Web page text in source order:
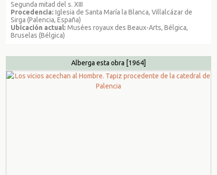
Segunda mitad del s. XIII
Procedencia: Iglesia de Santa María la Blanca, Villalcázar de
Sirga (Palencia, España)
Ubicación actual: Musées royaux des Beaux-Arts, Bélgica,
Bruselas (Bélgica)
Alberga esta obra [1964]